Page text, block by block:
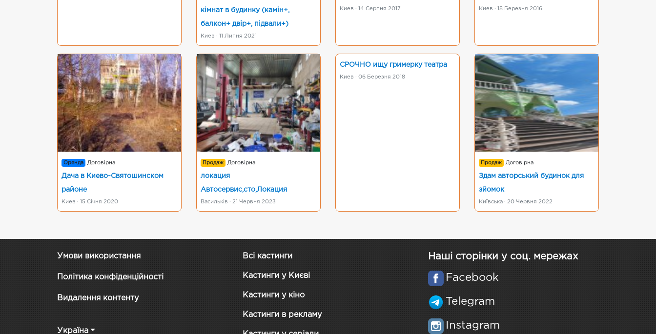
кімнат в будинку (камін+,
балкон+ двір+, підвали+)
Киев · 11 Липня 2021
Киев · 14 Серпня 2017 Киев · 18 Березня 2016
Оренда Договірна
Дача в Киево-Святошинском
районе
Киев · 15 Січня 2020
Продаж Договірна
локация
Автосервис,сто,Локация
Васильків · 21 Червня 2023
СРОЧНО ищу гримерку театра
Киев · 06 Березня 2018
Продаж Договірна
Здам авторський будинок для
зйомок
Київська · 20 Червня 2022
Умови використання
Політика конфіденційності
Видалення контенту
Україна
Всі кастинги
Кастинги у Києві
Кастинги у кіно
Кастинги в рекламу
Наші сторінки у соц. мережах
Facebook
Telegram
Instagram